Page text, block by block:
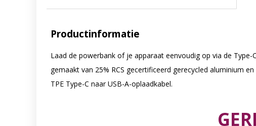
Productinformatie
Laad de powerbank of je apparaat eenvoudig op via de
gemaakt van 25% RCS gecertificeerd gerecycled aluminium
TPE Type-C naar USB-A-oplaadkabel.